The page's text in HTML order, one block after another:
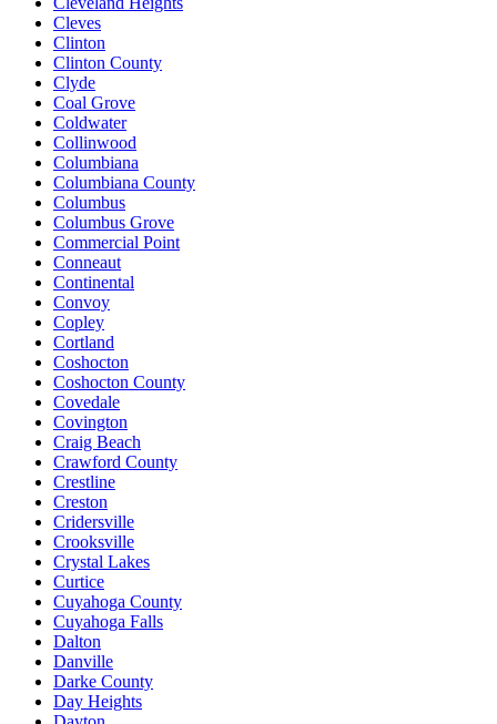
Cleves
Clinton
Clinton County
Clyde
Coal Grove
Coldwater
Collinwood
Columbiana
Columbiana County
Columbus
Columbus Grove
Commercial Point
Conneaut
Continental
Convoy
Copley
Cortland
Coshocton
Coshocton County
Covedale
Covington
Craig Beach
Crawford County
Crestline
Creston
Cridersville
Crooksville
Crystal Lakes
Curtice
Cuyahoga County
Cuyahoga Falls
Dalton
Danville
Darke County
Day Heights